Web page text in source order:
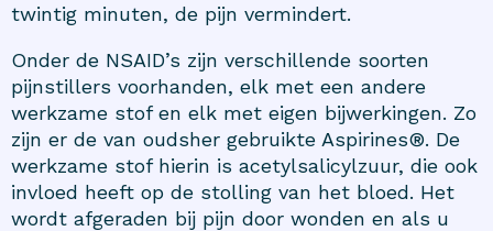
twintig minuten, de pijn vermindert.
Onder de NSAID’s zijn verschillende soorten
pijnstillers voorhanden, elk met een andere
werkzame stof en elk met eigen bijwerkingen. Zo
zijn er de van oudsher gebruikte Aspirines®. De
werkzame stof hierin is acetylsalicylzuur, die ook
invloed heeft op de stolling van het bloed. Het
wordt afgeraden bij pijn door wonden en als u